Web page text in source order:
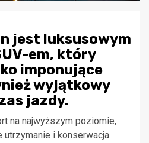
jest luksusowym
em, który
imponujące
wyjątkowy
jazdy.
na najwyższym poziomie,
utrzymanie i konserwacja